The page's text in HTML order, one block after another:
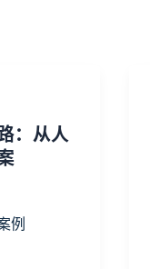
：从人
例